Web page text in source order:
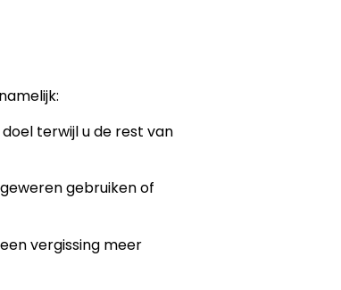
terwijl u de rest van
gebruiken of
vergissing meer